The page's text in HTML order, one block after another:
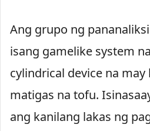
Ang grupo ng
isang gamelike system
cylindrical device na may
matigas na tofu.
ang kanilang lakas ng